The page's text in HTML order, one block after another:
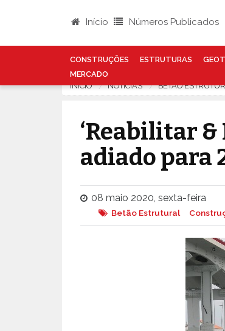
Início Números Publicados
CONSTRUÇÕES ESTRUTURAS
MERCADO
INÍCIO NOTÍCIAS BETÃO
‘Reabilitar
adiado para
08 maio 2020, sexta-feira
Betão Estrutural